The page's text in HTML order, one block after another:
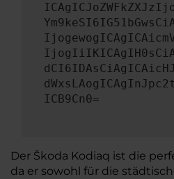
ICB9Cn0=
Der Škoda Kodiaq ist die
da er sowohl für die